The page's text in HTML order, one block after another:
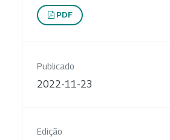
PDF
Publicado
2022-11-23
Edição